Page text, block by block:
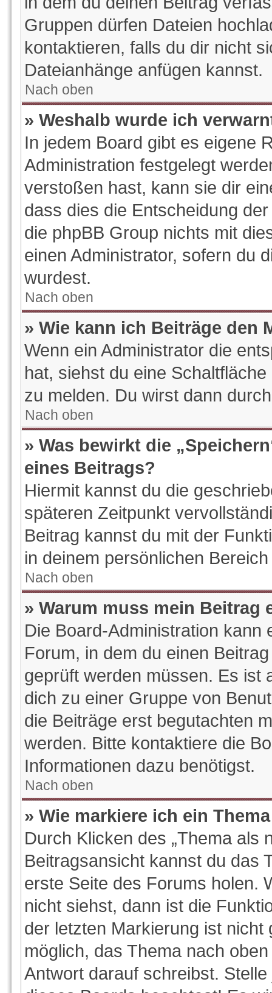
Gruppen dürfen Dateien
kontaktieren, falls du dir nicht
Dateianhänge anfügen kannst.
Nach oben
» Weshalb wurde ich
In jedem Board gibt es eigene
Administration festgelegt
verstoßen hast, kann sie dir
dass dies die Entscheidung
die phpBB Group nichts mit
einen Administrator, sofern du
wurdest.
Nach oben
» Wie kann ich Beiträge den
Wenn ein Administrator die
hat, siehst du eine
zu melden. Du wirst dann
Nach oben
» Was bewirkt die
eines Beitrags?
Hiermit kannst du die
späteren Zeitpunkt
Beitrag kannst du mit der
in deinem persönlichen
Nach oben
» Warum muss mein Beitrag
Die Board-Administration kann
Forum, in dem du einen
geprüft werden müssen. Es ist
dich zu einer Gruppe von
die Beiträge erst begutachten
werden. Bitte kontaktiere die
Informationen dazu benötigst.
Nach oben
» Wie markiere ich ein
Durch Klicken des „Thema als
Beitragsansicht kannst du das
erste Seite des Forums holen.
nicht siehst, dann ist die
der letzten Markierung ist
möglich, das Thema nach
Antwort darauf schreibst.